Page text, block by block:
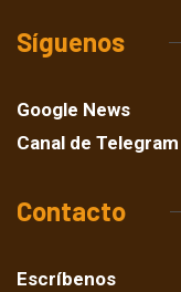
Síguenos
Google News
Canal de Telegram
Contacto
Escríbenos